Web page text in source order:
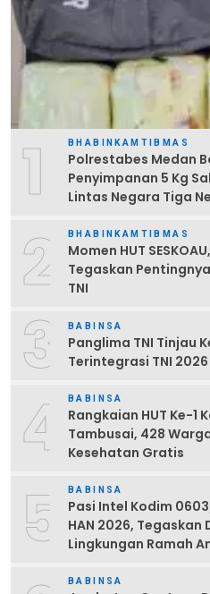
1 BHABINKAMTIBMAS
Polrestabes Medan
Penyimpanan 5 Kg
Lintas Negara Tiga
2 BHABINKAMTIBMAS
Momen HUT
Tegaskan
TNI
3 BABINSA
Panglima TNI Tinjau
Terintegrasi TNI
4 BABINSA
Rangkaian HUT Ke-1
Tambusai, 428
Kesehatan Gratis
5 BABINSA
Pasi Intel Kodim
HAN 2026,
Lingkungan Ramah
BABINSA